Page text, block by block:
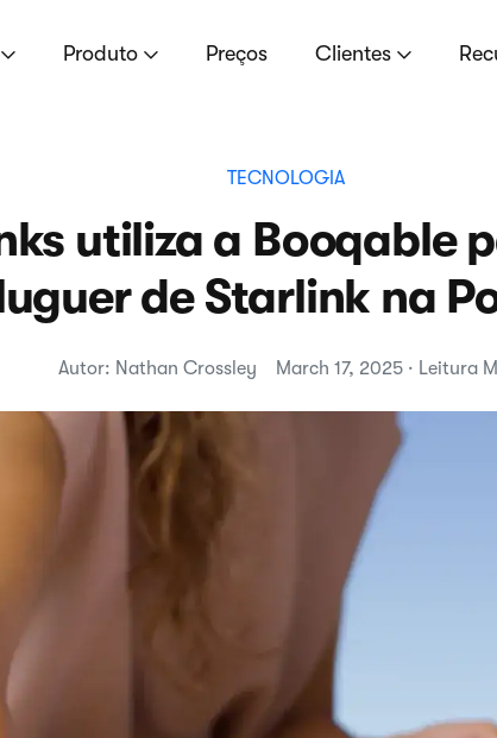
Produto Preços Clientes
TECNOLOGIA
utiliza a Booqable
de Starlink na
Autor: Nathan Crossley March 17, 2025 · Leitura